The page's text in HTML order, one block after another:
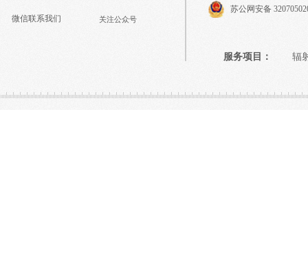
微信联系我们 关注公众号
苏公网安备
辐
服务项目：